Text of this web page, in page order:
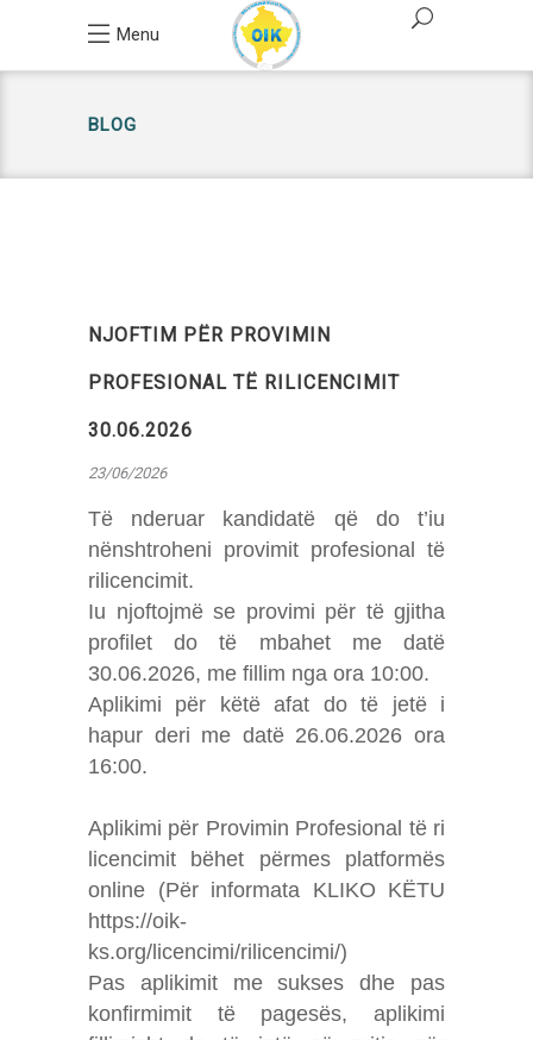
Menu
BLOG
NJOFTIM PËR PROVIMIN
PROFESIONAL TË RILICENCIMIT
30.06.2026
23/06/2026
Të nderuar kandidatë që do t’iu
nënshtroheni provimit profesional të
rilicencimit.
Iu njoftojmë se provimi për të gjitha
profilet do të mbahet me datë
30.06.2026, me fillim nga ora 10:00.
Aplikimi për këtë afat do të jetë i
hapur deri me datë 26.06.2026 ora
16:00.
Aplikimi për Provimin Profesional të ri
licencimit bëhet përmes platformës
online (Për informata KLIKO KËTU
https://oik-
ks.org/licencimi/rilicencimi/)
Pas aplikimit me sukses dhe pas
konfirmimit të pagesës, aplikimi